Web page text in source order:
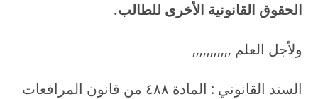
الحقوق القانونية الأخرى للطالب.
ولأجل العلم ,,,,,,,,,,,
السند القانوني : المادة ٤۸۸ من قانون المرافعات